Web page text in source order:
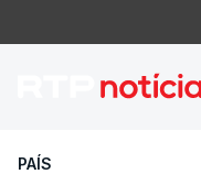
Ministra
PAÍS